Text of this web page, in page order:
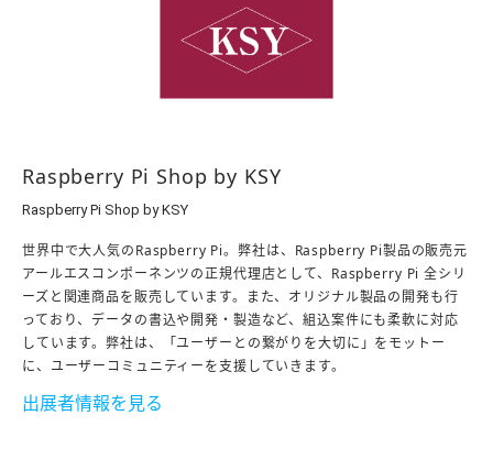
Raspberry Pi Shop by KSY
Raspberry Pi Shop by KSY
世界中で大人気のRaspberry Pi。弊社は、Raspberry Pi製品の販売元
アールエスコンポーネンツの正規代理店として、Raspberry Pi 全シリ
ーズと関連商品を販売しています。また、オリジナル製品の開発も行
っており、データの書込や開発・製造など、組込案件にも柔軟に対応
しています。弊社は、「ユーザーとの繋がりを大切に」をモットー
に、ユーザーコミュニティーを支援していきます。
出展者情報を見る